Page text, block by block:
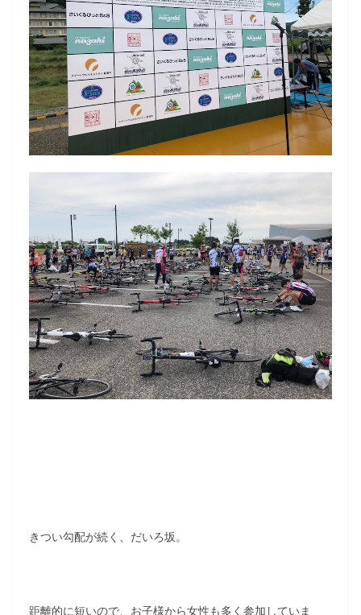
きつい勾配が続く、だいろ坂。
距離的に短いので、お子様から女性も多く参加していま